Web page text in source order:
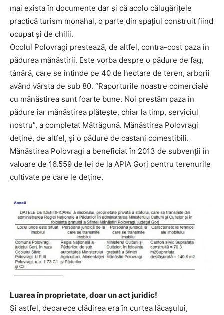
mai exista în documente dar şi că acolo călugăriţele
practică turism monahal, o parte din spaţiul construit fiind
ocupat şi de chilii.
Ocolul Polovragi prestează, de altfel, contra-cost paza în
pădurea mănăstirii. Este vorba despre o pădure de fag,
tânără, care se întinde pe 40 de hectare de teren, arborii
având vârsta de sub 80. “Raporturile noastre comerciale
cu mănăstirea sunt foarte bune. Noi prestăm paza în
pădure iar mănăstirea plăteşte, chiar la timp, serviciul
nostru”, a completat Mătrăgună. Mănăstirea Polovragi
deţine, de altfel, şi o pădure de castani comestibili.
Mănăstirea Polovragi a beneficiat în 2013 de subvenţii în
valoare de 16.559 de lei de la APIA Gorj pentru terenurile
cultivate pe care le deţine.
Luarea în proprietate, doar un act juridic!
Şi astfel, deoarece clădirea era în curtea lăcaşului,